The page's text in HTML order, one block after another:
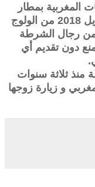
المغربية بمطار
الرباط الدولي منعتها يوم الاثنين 16 أبريل 2018 من الولوج
من رجال الشرطة
دون تقديم أي
منذ ثلاثة سنوات
و زيارة زوجها